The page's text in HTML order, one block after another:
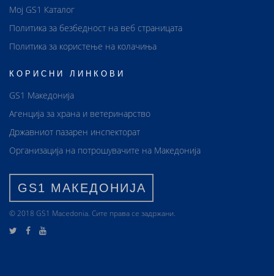
Мој GS1 Каталог
Политика за безбедност на веб страницата
Политика за користење на колачиња
КОРИСНИ ЛИНКОВИ
GS1 Македонија
Агенција за храна и ветеринарство
Државниот пазарен инспекторат
Организација на потрошувачите на Македонија
GS1 МАКЕДОНИЈА
© 2018 GS1 Маcedonia. Сите права се задржани.